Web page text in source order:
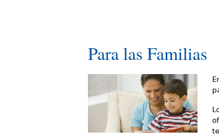
a
r
i
o
t
e
e
Para las Familias